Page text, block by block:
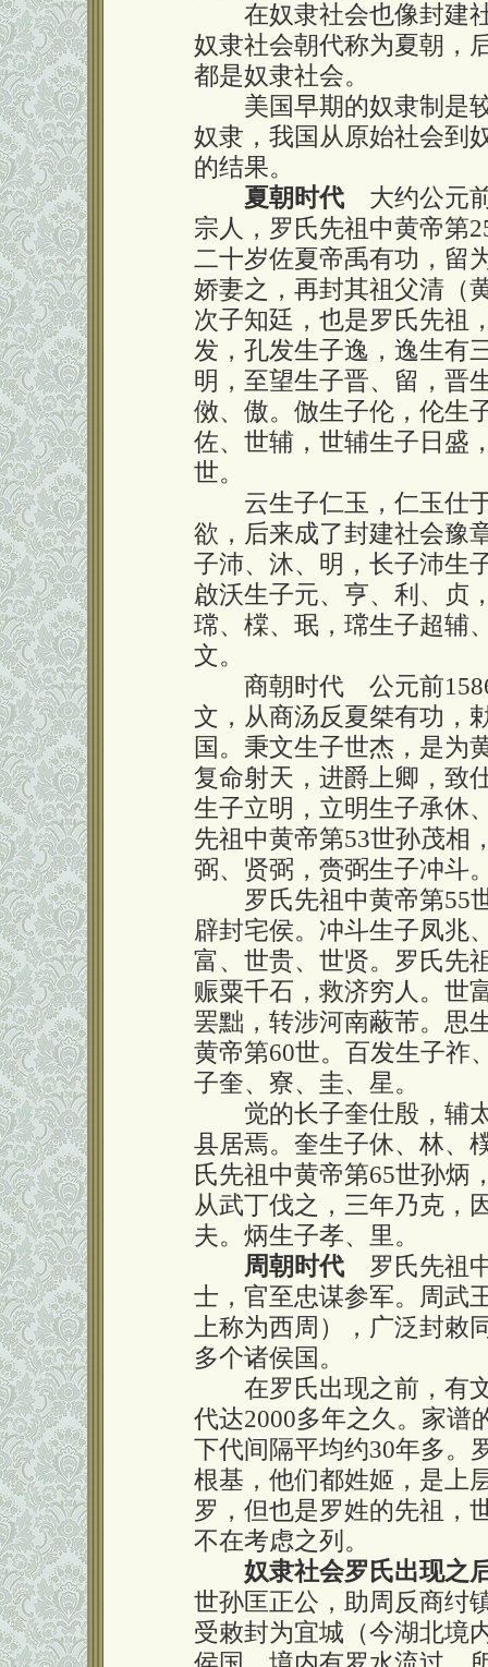
在奴隶社会也像封建社
奴隶社会朝代称为夏朝，
都是奴隶社会。
美国早期的奴隶制是较
奴隶，我国从原始社会到
的结果。
夏朝时代 大约公元
宗人，罗氏先祖中黄帝第
二十岁佐夏帝禹有功，留
娇妻之，再封其祖父清（
次子知廷，也是罗氏先祖
发，孔发生子逸，逸生有
明，至望生子晋、留，晋
傚、傲。倣生子伦，伦生
佐、世辅，世辅生子日盛
世。
云生子仁玉，仁玉仕于
欲，后来成了封建社会豫
子沛、沐、明，长子沛生
啟沃生子元、亨、利、贞
瑺、橖、珉，瑺生子超辅
文。
商朝时代 公元前1586
文，从商汤反夏桀有功，
国。秉文生子世杰，是为
复命射天，进爵上卿，致
生子立明，立明生子承休
先祖中黄帝第53世孙茂相
弼、贤弼，赍弼生子冲斗
罗氏先祖中黄帝第55世
辟封宅侯。冲斗生子凤兆
富、世贵、世贤。罗氏先
赈粟千石，救济穷人。世
罢黜，转涉河南蔽芾。思
黄帝第60世。百发生子祚
子奎、寮、圭、星。
觉的长子奎仕殷，辅太
县居焉。奎生子休、林、
氏先祖中黄帝第65世孙炳
从武丁伐之，三年乃克，
夫。炳生子孝、里。
周朝时代 罗氏先祖
士，官至忠谋参军。周武
上称为西周），广泛封敕
多个诸侯国。
在罗氏出现之前，有文
代达2000多年之久。家谱
下代间隔平均约30年多。
根基，他们都姓姬，是上
罗，但也是罗姓的先祖，
不在考虑之列。
奴隶社会罗氏出现之
世孙匡正公，助周反商纣
受敕封为宜城（今湖北境